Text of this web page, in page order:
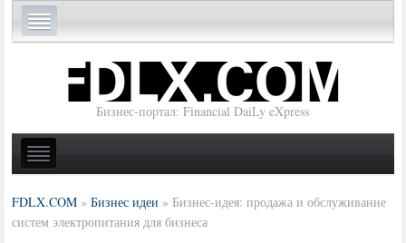
Бизнес-портал: Financial DaiLy eXpress
FDLX.COM »Бизнес идеи » Бизнес-идея: продажа и обслуживание
систем электропитания для бизнеса